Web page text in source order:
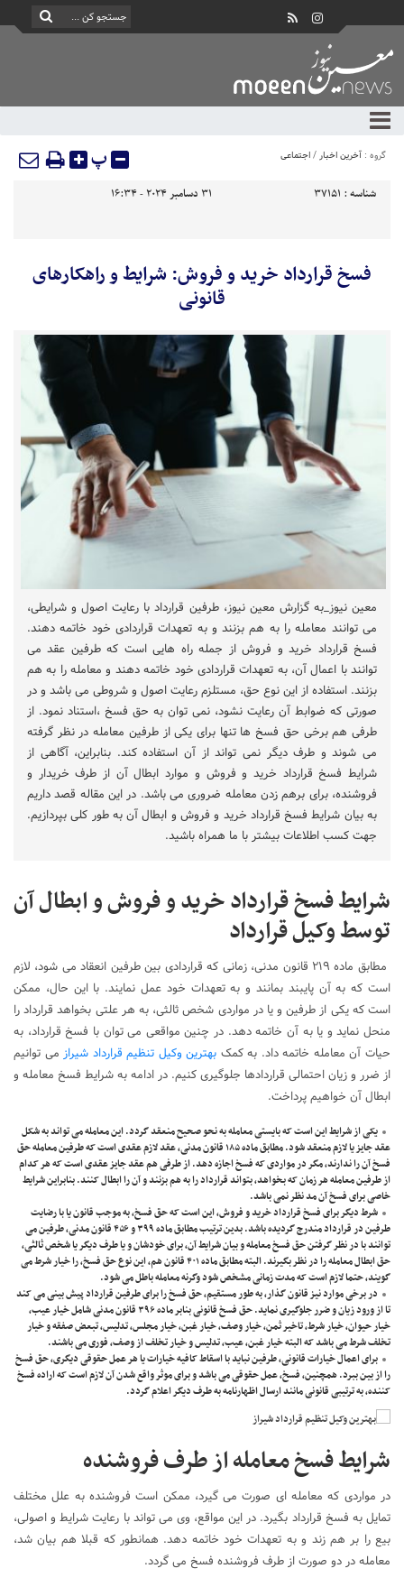
گروه : آخرین اخبار/اجتماعی پ
شناسه : 37151 31 دسامبر 2024 - 16:34
فسخ قرارداد خرید و فروش: شرایط و راهکارهای
قانونی
معین نیوز_به گزارش معین نیوز، طرفین قرارداد با رعایت اصول و شرایطی،
می توانند معامله را به هم بزنند و به تعهدات قراردادی خود خاتمه دهند.
فسخ قرارداد خرید و فروش از جمله راه هایی است که طرفین عقد می
توانند با اعمال آن، به تعهدات قراردادی خود خاتمه دهند و معامله را به هم
بزنند. استفاده از این نوع حق، مستلزم رعایت اصول و شروطی می باشد و در
صورتی که ضوابط آن رعایت نشود، نمی توان به حق فسخ ،استناد نمود. از
طرفی هم برخی حق فسخ ها تنها برای یکی از طرفین معامله در نظر گرفته
می شوند و طرف دیگر نمی تواند از آن استفاده کند. بنابراین، آگاهی از
شرایط فسخ قرارداد خرید و فروش و موارد ابطال آن از طرف خریدار و
فروشنده، برای برهم زدن معامله ضروری می باشد. در این مقاله قصد داریم
به بیان شرایط فسخ قرارداد خرید و فروش و ابطال آن به طور کلی بپردازیم.
جهت کسب اطلاعات بیشتر با ما همراه باشید.
شرایط فسخ قرارداد خرید و فروش و ابطال آن
توسط وکیل قرارداد
مطابق ماده ۲۱۹ قانون مدنی، زمانی که قراردادی بین طرفین انعقاد می شود، لازم
است که به آن پایبند بمانند و به تعهدات خود عمل نمایند. با این حال، ممکن
است که یکی از طرفین و یا در مواردی شخص ثالثی، به هر علتی بخواهد قرارداد را
منحل نماید و یا به آن خاتمه دهد. در چنین مواقعی می توان با فسخ قرارداد، به
حیات آن معامله خاتمه داد. به کمک بهترین وکیل تنظیم قرارداد شیرازمی توانیم
از ضرر و زیان احتمالی قراردادها جلوگیری کنیم. در ادامه به شرایط فسخ معامله و
ابطال آن خواهیم پرداخت.
یکی از شرایط این است که بایستی معامله به نحو صحیح منعقد گردد. این معامله می تواند به شکل
عقد جایز یا لازم منعقد شود. مطابق ماده ۱۸۵ قانون مدنی، عقد لازم عقدی است که طرفین معامله حق
فسخ آن را ندارند، مگر در مواردی که فسخ اجازه دهد. از طرفی هم عقد جایز عقدی است که هر کدام
از طرفین معامله هر زمان که بخواهد، بتواند قرارداد را به هم بزنند و آن را ابطال کنند. بنابراین شرایط
خاصی برای فسخ آن مد نظر نمی باشد.
شرط دیگر برای فسخ قرارداد خرید و فروش، این است که حق فسخ، به موجب قانون یا با رضایت
طرفین در قرارداد مندرج گردیده باشد. بدین ترتیب مطابق ماده ۳۹۹ و ۴۵۶ قانون مدنی، طرفین می
توانند با در نظر گرفتن حق فسخ معامله و بیان شرایط آن، برای خودشان و یا طرف دیگر یا شخص ثالثی،
حق ابطال معامله را در نظر بگیرند. البته مطابق ماده ۴۰۱ قانون هم، این نوع حق فسخ، را خیار شرط می
گویند، حتما لازم است که مدت زمانی مشخص شود وگرنه معامله باطل می شود.
در برخی موارد نیز قانون گذار، به طور مستقیم، حق فسخ را برای طرفین قرارداد پیش بینی می کند
تا از ورود زیان و ضرر جلوگیری نماید. حق فسخ قانونی بنابر ماده ۳۹۶ قانون مدنی شامل خیار عیب،
خیار حیوان، خیار شرط، تاخیر ثمن، خیار وصف، خیار غبن، خیار مجلس، تدلیس، تبعض صفقه و خیار
تخلف شرط می باشد که البته خیار غبن، عیب، تدلیس و خیار تخلف از وصف، فوری می باشند.
برای اعمال خیارات قانونی، طرفین نباید با اسقاط کافیه خیارات یا هر عمل حقوقی دیگری، حق فسخ
را از بین ببرد. همچنین، فسخ، عمل حقوقی می باشد و برای موثر واقع شدن آن لازم است که اراده فسخ
کننده، به ترتیبی قانونی مانند ارسال اظهارنامه به طرف دیگر اعلام گردد.
شرایط فسخ معامله از طرف فروشنده
در مواردی که معامله ای صورت می گیرد، ممکن است فروشنده به علل مختلف
تمایل به فسخ قرارداد بگیرد. در این مواقع، وی می تواند با رعایت شرایط و اصولی،
بیع را بر هم زند و به تعهدات خود خاتمه دهد. همانطور که قبلا هم بیان شد،
معامله در دو صورت از طرف فروشنده فسخ می گردد.